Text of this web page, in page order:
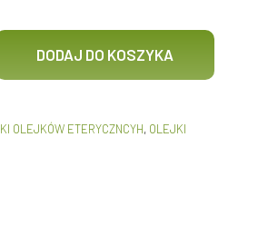
ml
DODAJ DO KOSZYKA
OLEJKÓW ETERYCZNCYH, OLEJKI